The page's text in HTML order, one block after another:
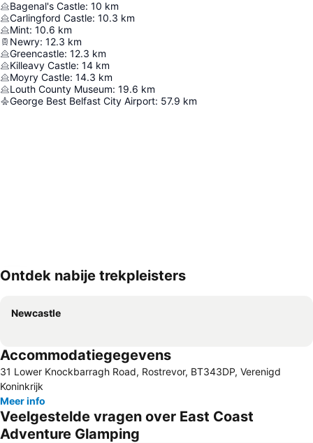
Bagenal's Castle: 10 km
Carlingford Castle: 10.3 km
Mint: 10.6 km
Newry: 12.3 km
Greencastle: 12.3 km
Killeavy Castle: 14 km
Moyry Castle: 14.3 km
Louth County Museum: 19.6 km
George Best Belfast City Airport: 57.9 km
Kaart uitvouwen
Ontdek nabije trekpleisters
Newcastle
Accommodatiegegevens
31 Lower Knockbarragh Road, Rostrevor, BT343DP, Verenigd
Koninkrijk
Meer info
Veelgestelde vragen over East Coast
Adventure Glamping